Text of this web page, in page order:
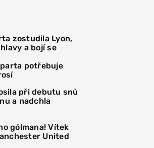
zostudila Lyon,
a bojí se
potřebuje
při debutu snů
a nadchla
gólmana! Vítek
United